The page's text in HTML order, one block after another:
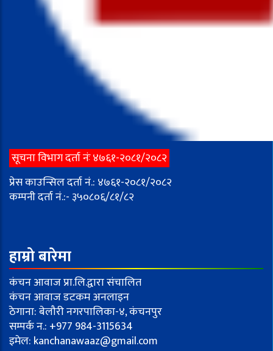
सूचना विभाग दर्ता नंः ४७६१-२०८१/२०८२
प्रेस काउन्सिल दर्ता नं.: ४७६१-२०८१/२०८२
कम्पनी दर्ता नं.:- ३५०८०६/८१/८२
हाम्रो बारेमा
कंचन आवाज प्रा.लि.द्वारा संचालित
कंचन आवाज डटकम अनलाइन
ठेगाना: बेलौरी नगरपालिका-४, कंचनपुर
सम्पर्क न.: +977 984-3115634
इमेल: kanchanawaaz@gmail.com